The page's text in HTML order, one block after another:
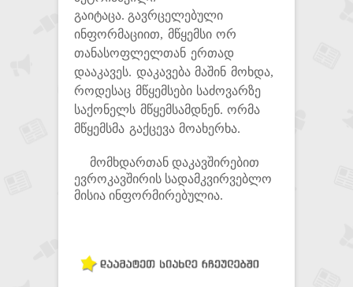
გაიტაცა. გავრცელებული
ინფორმაციით, მწყემსი ორ
თანასოფლელთან ერთად
დააკავეს. დაკავება მაშინ მოხდა,
როდესაც მწყემსები საძოვარზე
საქონელს მწყემსამდნენ.ორმა
მწყემსმა გაქცევა მოახერხა.
მომხდართან დაკავშირებით
ევროკავშირის სადამკვირვებლო
მისია ინფორმირებულია.